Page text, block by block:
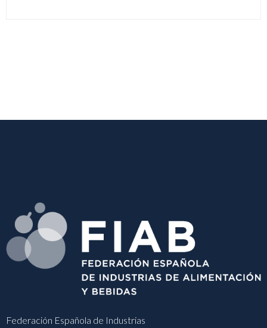
Federación Española de Industrias